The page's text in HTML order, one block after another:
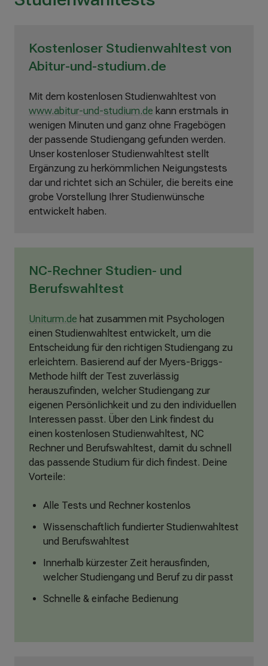
Kostenloser Studienwahltest von
Abitur-und-studium.de
Mit dem kostenlosen Studienwahltest von
www.abitur-und-studium.de kann erstmals in
wenigen Minuten und ganz ohne Fragebögen
der passende Studiengang gefunden werden.
Unser kostenloser Studienwahltest stellt
Ergänzung zu herkömmlichen Neigungstests
dar und richtet sich an Schüler, die bereits eine
grobe Vorstellung Ihrer Studienwünsche
entwickelt haben.
NC-Rechner Studien- und
Berufswahltest
Uniturm.de hat zusammen mit Psychologen
einen Studienwahltest entwickelt, um die
Entscheidung für den richtigen Studiengang zu
erleichtern. Basierend auf der Myers-Briggs-
Methode hilft der Test zuverlässig
herauszufinden, welcher Studiengang zur
eigenen Persönlichkeit und zu den individuellen
Interessen passt. Über den Link findest du
einen kostenlosen Studienwahltest, NC
Rechner und Berufswahltest, damit du schnell
das passende Studium für dich findest. Deine
Vorteile:
Alle Tests und Rechner kostenlos
Wissenschaftlich fundierter Studienwahltest
und Berufswahltest
Innerhalb kürzester Zeit herausfinden,
welcher Studiengang und Beruf zu dir passt
Schnelle & einfache Bedienung